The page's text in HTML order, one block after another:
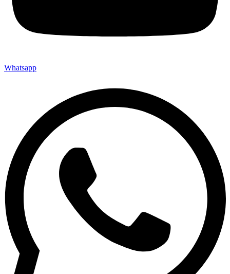
Whatsapp